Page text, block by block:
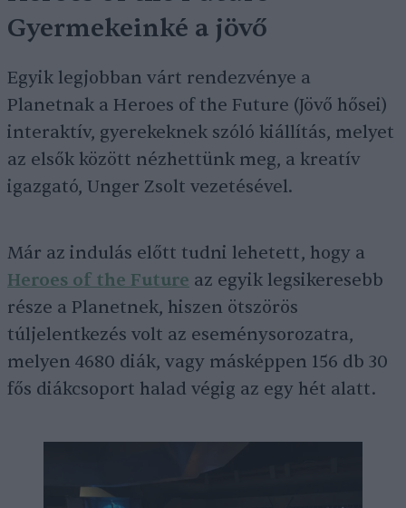
Gyermekeinké a jövő
Egyik legjobban várt rendezvénye a
Planetnak a Heroes of the Future (Jövő hősei)
interaktív, gyerekeknek szóló kiállítás, melyet
az elsők között nézhettünk meg, a kreatív
igazgató, Unger Zsolt vezetésével.
Már az indulás előtt tudni lehetett, hogy a
Heroes of the Future az egyik legsikeresebb
része a Planetnek, hiszen ötszörös
túljelentkezés volt az eseménysorozatra,
melyen 4680 diák, vagy másképpen 156 db 30
fős diákcsoport halad végig az egy hét alatt.